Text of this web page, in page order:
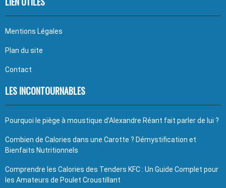
Mentions Légales
Plan du site
Contact
LES INCONTOURNABLES
Pourquoi le piège à moustique d’Alexandre Réant fait parler de lui ?
Combien de Calories dans une Carotte ? Démystification et
Bienfaits Nutritionnels
Comprendre les Calories des Tenders KFC : Un Guide Complet pour
les Amateurs de Poulet Croustillant